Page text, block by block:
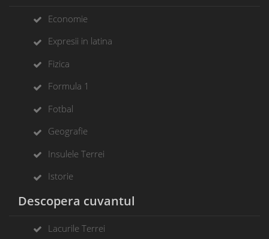
Economie
Expresii in latina
Fizica
Formula 1
Fotbal
Geografie
Insulele Terrei
Istorie
Descopera cuvantul
Lacurile Terrei